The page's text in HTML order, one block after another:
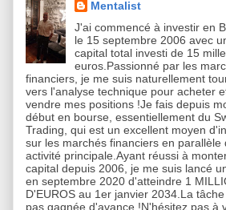
Mentalist
J'ai commencé à investir en
le 15 septembre 2006 avec
capital total investi de 15 mille
euros.Passionné par les
financiers, je me suis naturellement
vers l'analyse technique pour acheter
vendre mes positions !Je fais depuis
début en bourse, essentiellement du
Trading, qui est un excellent moyen
sur les marchés financiers en parallèle
activité principale.Ayant réussi à
capital depuis 2006, je me suis lancé
en septembre 2020 d'atteindre 1
D'EUROS au 1er janvier 2034.La
pas gagnée d'avance !N'hésitez pas à